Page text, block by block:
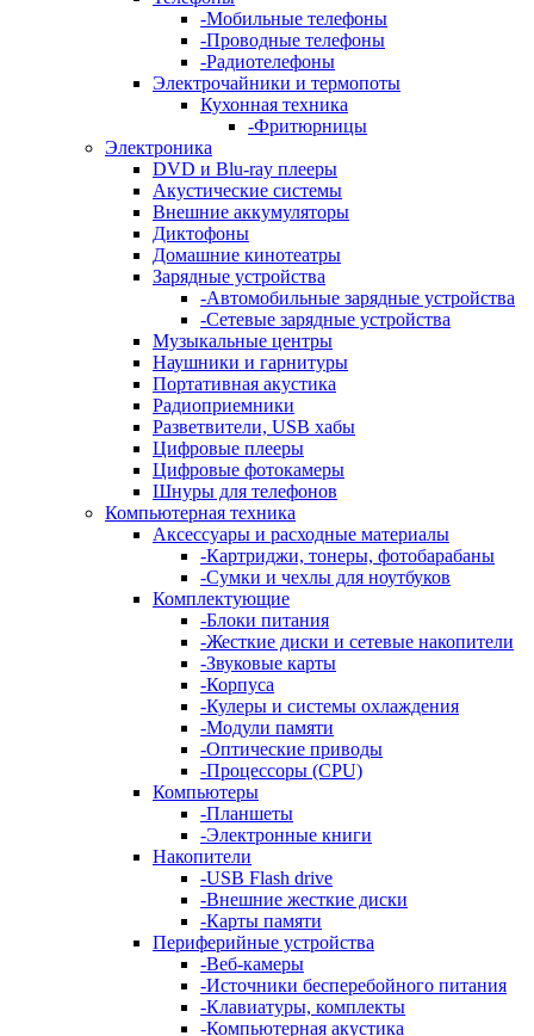
-Мобильные телефоны
-Проводные телефоны
-Радиотелефоны
Электрочайники и термопоты
Кухонная техника
-Фритюрницы
Электроника
DVD и Blu-ray плееры
Акустические системы
Внешние аккумуляторы
Диктофоны
Домашние кинотеатры
Зарядные устройства
-Автомобильные зарядные устройства
-Сетевые зарядные устройства
Музыкальные центры
Наушники и гарнитуры
Портативная акустика
Радиоприемники
Разветвители, USB хабы
Цифровые плееры
Цифровые фотокамеры
Шнуры для телефонов
Компьютерная техника
Аксессуары и расходные материалы
-Картриджи, тонеры, фотобарабаны
-Сумки и чехлы для ноутбуков
Комплектующие
-Блоки питания
-Жесткие диски и сетевые накопители
-Звуковые карты
-Корпуса
-Кулеры и системы охлаждения
-Модули памяти
-Оптические приводы
-Процессоры (CPU)
Компьютеры
-Планшеты
-Электронные книги
Накопители
-USB Flash drive
-Внешние жесткие диски
-Карты памяти
Периферийные устройства
-Веб-камеры
-Источники бесперебойного питания
-Клавиатуры, комплекты
-Компьютерная акустика